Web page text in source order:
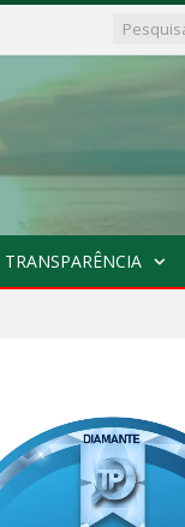
TRANSPARÊNCIA